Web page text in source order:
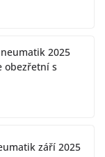
2025
obezřetní s
září 2025